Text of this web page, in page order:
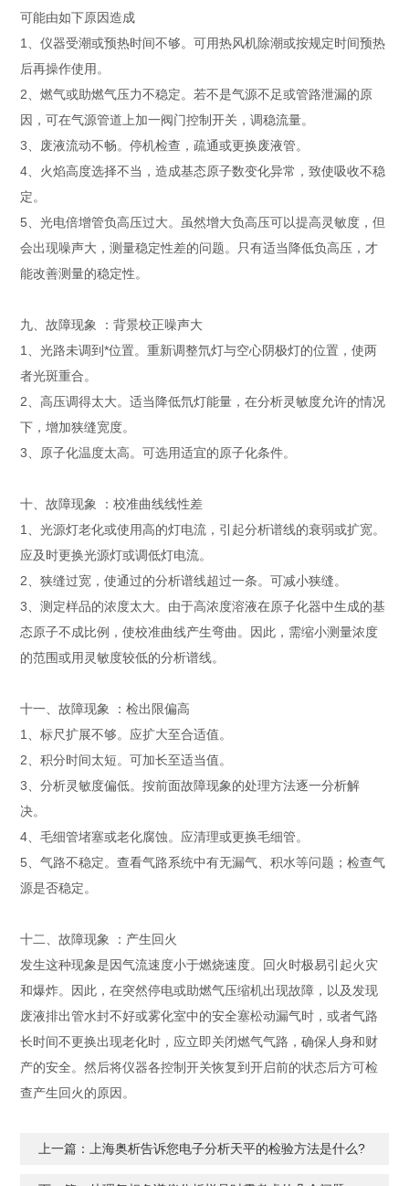
可能由如下原因造成
1、仪器受潮或预热时间不够。可用热风机除潮或按规定时间预热
后再操作使用。
2、燃气或助燃气压力不稳定。若不是气源不足或管路泄漏的原
因，可在气源管道上加一阀门控制开关，调稳流量。
3、废液流动不畅。停机检查，疏通或更换废液管。
4、火焰高度选择不当，造成基态原子数变化异常，致使吸收不稳
定。
5、光电倍增管负高压过大。虽然增大负高压可以提高灵敏度，但
会出现噪声大，测量稳定性差的问题。只有适当降低负高压，才
能改善测量的稳定性。
九、故障现象 ：背景校正噪声大
1、光路未调到*位置。重新调整氘灯与空心阴极灯的位置，使两
者光斑重合。
2、高压调得太大。适当降低氘灯能量，在分析灵敏度允许的情况
下，增加狭缝宽度。
3、原子化温度太高。可选用适宜的原子化条件。
十、故障现象 ：校准曲线线性差
1、光源灯老化或使用高的灯电流，引起分析谱线的衰弱或扩宽。
应及时更换光源灯或调低灯电流。
2、狭缝过宽，使通过的分析谱线超过一条。可减小狭缝。
3、测定样品的浓度太大。由于高浓度溶液在原子化器中生成的基
态原子不成比例，使校准曲线产生弯曲。因此，需缩小测量浓度
的范围或用灵敏度较低的分析谱线。
十一、故障现象 ：检出限偏高
1、标尺扩展不够。应扩大至合适值。
2、积分时间太短。可加长至适当值。
3、分析灵敏度偏低。按前面故障现象的处理方法逐一分析解
决。
4、毛细管堵塞或老化腐蚀。应清理或更换毛细管。
5、气路不稳定。查看气路系统中有无漏气、积水等问题；检查气
源是否稳定。
十二、故障现象 ：产生回火
发生这种现象是因气流速度小于燃烧速度。回火时极易引起火灾
和爆炸。因此，在突然停电或助燃气压缩机出现故障，以及发现
废液排出管水封不好或雾化室中的安全塞松动漏气时，或者气路
长时间不更换出现老化时，应立即关闭燃气气路，确保人身和财
产的安全。然后将仪器各控制开关恢复到开启前的状态后方可检
查产生回火的原因。
上一篇： 上海奥析告诉您电子分析天平的检验方法是什么?